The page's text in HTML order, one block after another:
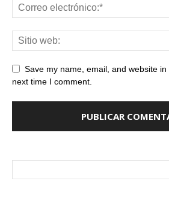
Save my name, email, and website
next time I comment.